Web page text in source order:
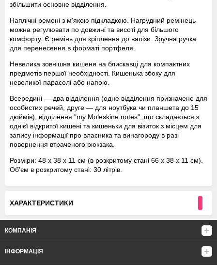
збільшити основне відділення.
Наплічні ремені з м'якою підкладкою. Нагрудний ремінець
можна регулювати по довжині та висоті для більшого
комфорту. Є ремінь для кріплення до валізи. Зручна ручка
для перенесення в форматі портфеля.
Невелика зовнішня кишеня на блискавці для компактних
предметів першої необхідності. Кишенька збоку для
невеликої парасолі або напою.
Всередині — два відділення (одне відділення призначене для
особистих речей, друге — для ноутбука чи планшета до 15
дюймів), відділення "my Moleskine notes", що складається з
однієї відкритої кишені та кишеньки для візиток з місцем для
запису інформації про власника та винагороду в разі
повернення втраченого рюкзака.
Розміри: 48 x 38 x 11 см (в розкритому стані 66 x 38 x 11 см).
Об'єм в розкритому стані: 30 літрів.
ХАРАКТЕРИСТИКИ
КОМПАНІЯ
ІНФОРМАЦІЯ